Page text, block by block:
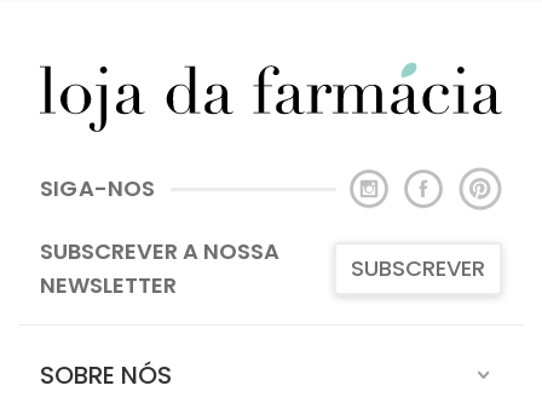
SIGA-NOS
SUBSCREVER A NOSSA
NEWSLETTER
SUBSCREVER
SOBRE NÓS